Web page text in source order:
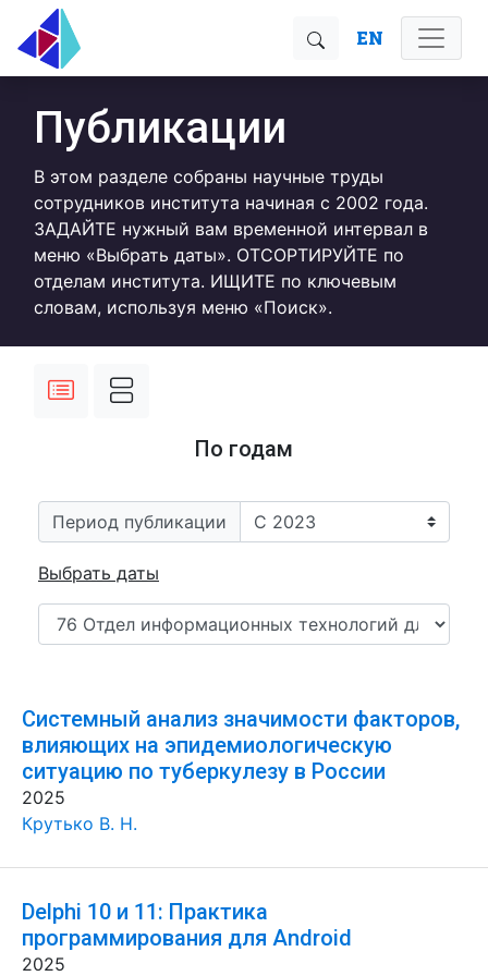
EN
Публикации
В этом разделе собраны научные труды
сотрудников института начиная с 2002 года.
ЗАДАЙТЕ нужный вам временной интервал в
меню «Выбрать даты». ОТСОРТИРУЙТЕ по
отделам института. ИЩИТЕ по ключевым
словам, используя меню «Поиск».
По годам
Период публикации
Выбрать даты
Системный анализ значимости факторов,
влияющих на эпидемиологическую
ситуацию по туберкулезу в России
2025
Крутько В. Н.
Delphi 10 и 11: Практика
программирования для Android
2025